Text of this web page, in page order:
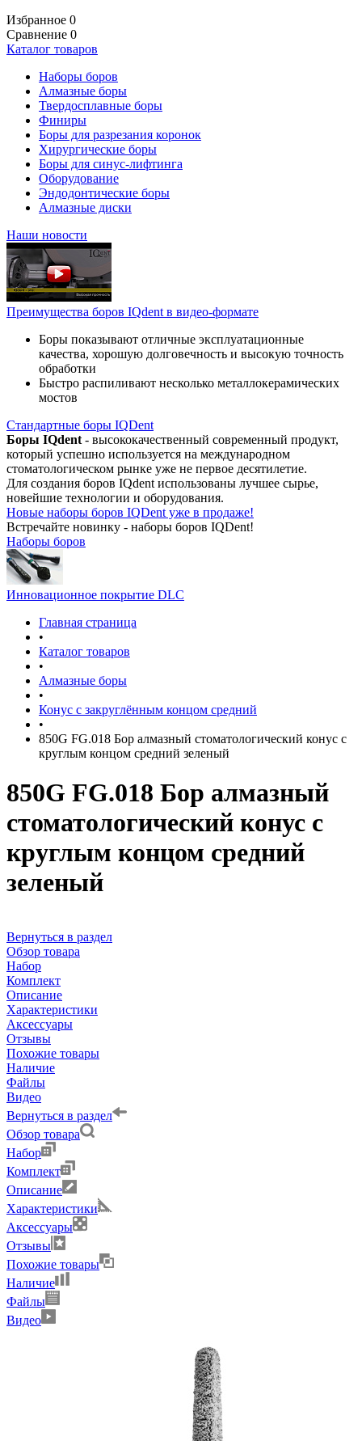
Избранное 0
Сравнение 0
Каталог товаров
Наборы боров
Алмазные боры
Твердосплавные боры
Финиры
Боры для разрезания коронок
Хирургические боры
Боры для синус-лифтинга
Оборудование
Эндодонтические боры
Алмазные диски
Наши новости
Преимущества боров IQdent в видео-формате
Боры показывают отличные эксплуатационные
качества, хорошую долговечность и высокую точность
обработки
Быстро распиливают несколько металлокерамических
мостов
Стандартные боры IQDent
Боры IQdent - высококачественный современный продукт,
который успешно используется на международном
стоматологическом рынке уже не первое десятилетие.
Для создания боров IQdent использованы лучшее сырье,
новейшие технологии и оборудования.
Новые наборы боров IQDent уже в продаже!
Встречайте новинку - наборы боров IQDent!
Наборы боров
Инновационное покрытие DLC
Главная страница
•
Каталог товаров
•
Алмазные боры
•
Конус с закруглённым концом средний
•
850G FG.018 Бор алмазный стоматологический конус с
круглым концом средний зеленый
850G FG.018 Бор алмазный
стоматологический конус с
круглым концом средний
зеленый
Вернуться в раздел
Обзор товара
Набор
Комплект
Описание
Характеристики
Аксессуары
Отзывы
Похожие товары
Наличие
Файлы
Видео
Вернуться в раздел
Обзор товара
Набор
Комплект
Описание
Характеристики
Аксессуары
Отзывы
Похожие товары
Наличие
Файлы
Видео